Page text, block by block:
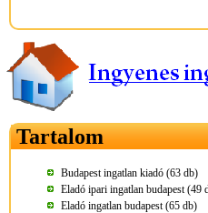
Tartalom
Budapest ingatlan kiadó (63 db)
Eladó ipari ingatlan budapest (49
Eladó ingatlan budapest (65 db)